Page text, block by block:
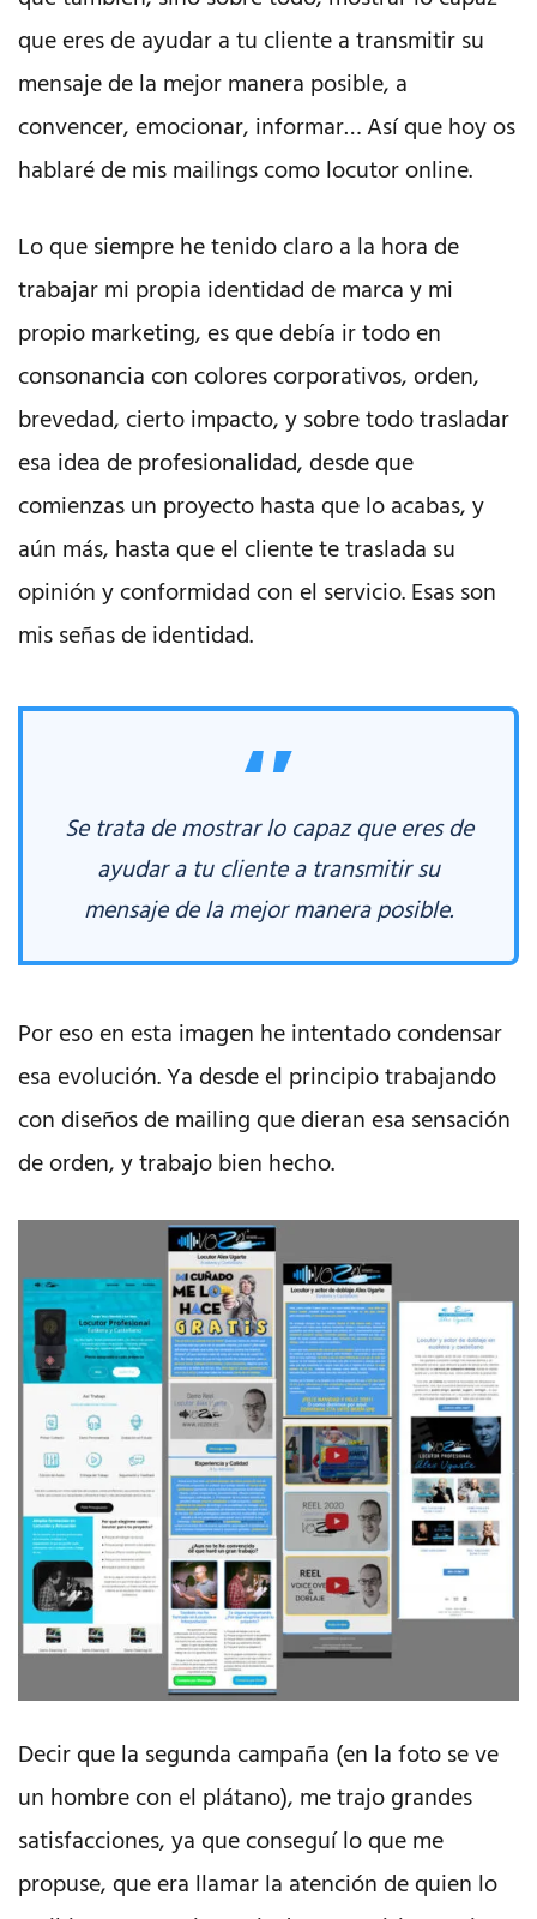
que eres de ayudar a tu cliente a transmitir su
mensaje de la mejor manera posible, a
convencer, emocionar, informar… Así que hoy os
hablaré de mis mailings como locutor online.
Lo que siempre he tenido claro a la hora de
trabajar mi propia identidad de marca y mi
propio marketing, es que debía ir todo en
consonancia con colores corporativos, orden,
brevedad, cierto impacto, y sobre todo trasladar
esa idea de profesionalidad, desde que
comienzas un proyecto hasta que lo acabas, y
aún más, hasta que el cliente te traslada su
opinión y conformidad con el servicio. Esas son
mis señas de identidad.
Se trata de mostrar lo capaz que eres de
ayudar a tu cliente a transmitir su
mensaje de la mejor manera posible.
Por eso en esta imagen he intentado condensar
esa evolución. Ya desde el principio trabajando
con diseños de mailing que dieran esa sensación
de orden, y trabajo bien hecho.
Decir que la segunda campaña (en la foto se ve
un hombre con el plátano), me trajo grandes
satisfacciones, ya que conseguí lo que me
propuse, que era llamar la atención de quien lo